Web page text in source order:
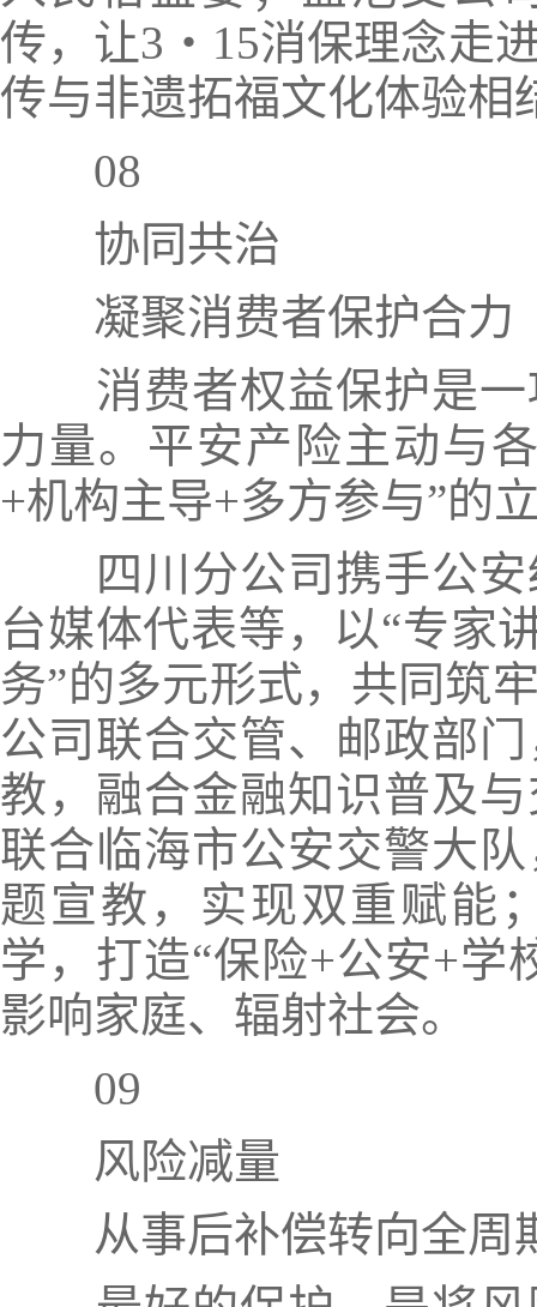
传，让3・15消保理念走
传与非遗拓福文化体验相
08
协同共治
凝聚消费者保护合力
消费者权益保护是
力量。平安产险主动与
+机构主导+多方参与”的
四川分公司携手公
台媒体代表等，以“专家
务”的多元形式，共同筑
公司联合交管、邮政部门
教，融合金融知识普及
联合临海市公安交警大
题宣教，实现双重赋能
学，打造“保险+公安+学
影响家庭、辐射社会。
09
风险减量
从事后补偿转向全周